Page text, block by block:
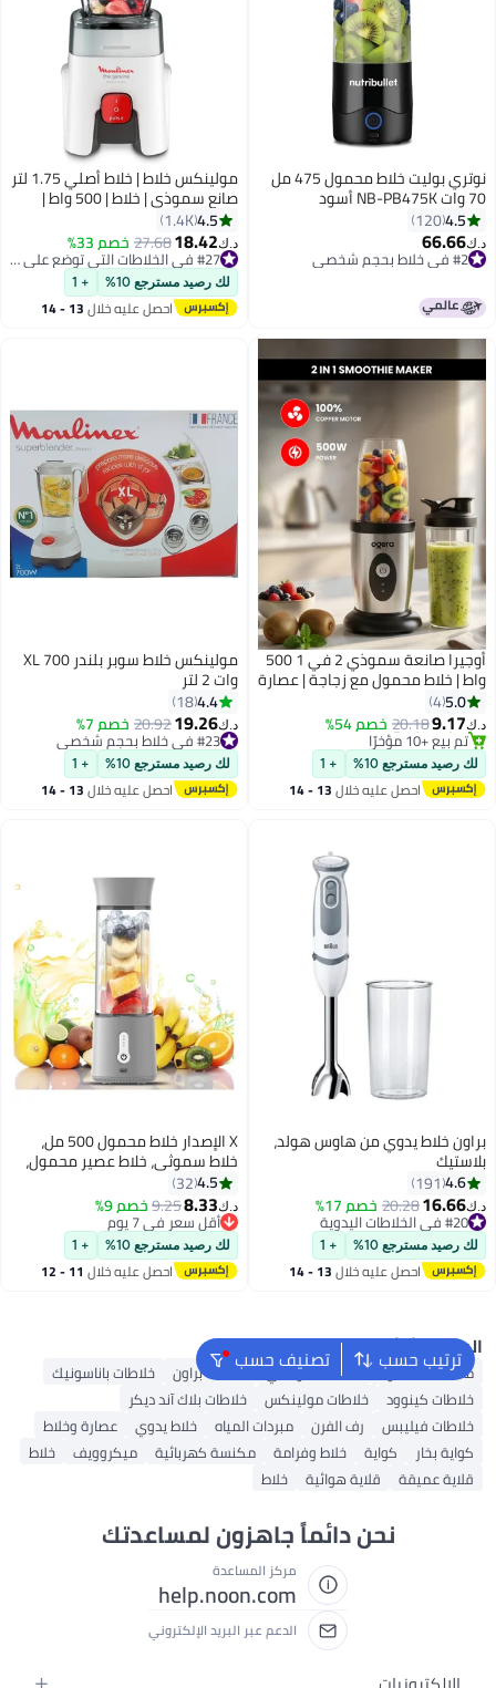
نوتري بوليت خلاط محمول 475 مل
70 وات NB-PB475K أسود
4.5
120
د.ك‏66.66
#2 في خلاط بحجم شخصي
تم بيع +50 مؤخرًا
مولينكس خلاط | خلاط أصلي 1.75 لتر
صانع سموذي | خلاط | 500 واط |
ملحقين | سرعة واحدة ووظيفة نبض
| أبيض | ضمان سنتين | LM242B28
1.75 L 500 W LM242B28 أبيض/
شفاف
4.5
1.4K
د.ك‏18.42
27.68خصم 33%
تم بيع +20 مؤخرًا
لك رصيد مسترجع 10% + 1
احصل عليه خلال 13 - 14
أوجيرا صانعة سموذي 2 في 1 500
واط | خلاط محمول مع زجاجة | عصارة
شخصية للسموذي والمخفوقات |
محرك نحاسي 100% | تشغيل بلمسة
واحدة | OG150SB
5.0
4
د.ك‏9.17
20.18خصم 54%
#27 في خلاط بحجم شخصي
أقل سعر في السنة
تم بيع +10 مؤخرًا
#27 في خلاط بحجم شخصي
لك رصيد مسترجع 10% + 1
احصل عليه خلال 13 - 14
مولينكس خلاط سوبر بلندر XL 700
وات 2 لتر
4.4
18
د.ك‏19.26
20.92خصم 7%
#23 في خلاط بحجم شخصي
#23 في خلاط بحجم شخصي
لك رصيد مسترجع 10% + 1
احصل عليه خلال 13 - 14
براون خلاط يدوي من هاوس هولد،
بلاستيك
4.6
191
د.ك‏16.66
20.28خصم 17% #20 في الخلاطات اليدوية
تم بيع +20 مؤخرًا
#20 في الخلاطات اليدوية
لك رصيد مسترجع 10% + 1
احصل عليه خلال 13 - 14
X الإصدار خلاط محمول 500 مل،
خلاط سموثي، خلاط عصير محمول،
صانع سموثي، خلاط صغير، شفرات
عالية السرعة 6 للشفرات للمكتب،
الصالة الرياضية، في الهواء الطلق،
المنزل، السفر، خلاط طعام للأطفال -
رمادي
4.5
32
د.ك‏8.33
9.25خصم 9%أقل سعر في 7 يوم
تم بيع +10 مؤخرًا
أقل سعر في 7 يوم
لك رصيد مسترجع 10% + 1
احصل عليه خلال 11 - 12
ترتيب حسب تصنيف حسب البحث الشائع
محمصة القهوة خلاطات سوكاني خلاطات براون
خلاطات باناسونيك
خلاطات كينوود
خلاطات مولينكس
خلاطات بلاك آند ديكر
خلاطات فيليبس
رف الفرن مبردات المياه خلاط يدوي
عصارة وخلاط
كواية بخار
كواية خلاط وفرامة مكنسة كهربائية ميكروويف
خلاط
قلاية عميقة
قلاية هوائية خلاط
نحن دائماً جاهزون لمساعدتك
مركز المساعدة
help.noon.com
الدعم عبر البريد الإلكتروني